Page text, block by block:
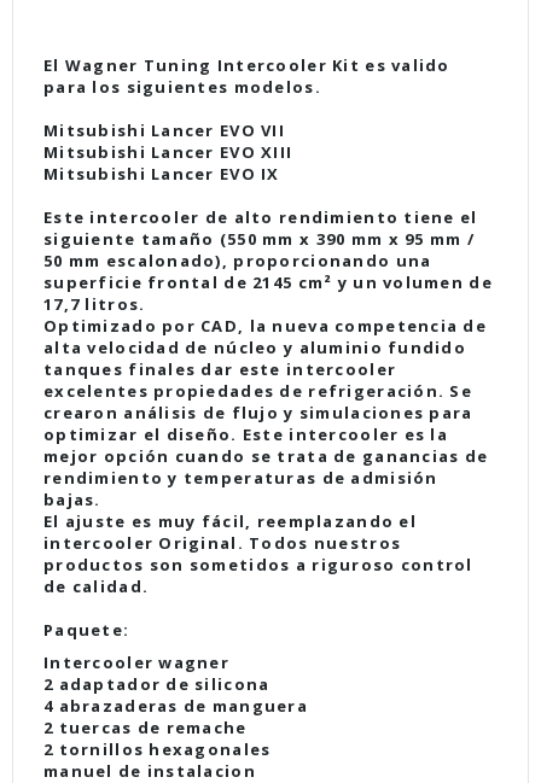
El Wagner Tuning Intercooler Kit es valido
para los siguientes modelos.
Mitsubishi Lancer EVO VII
Mitsubishi Lancer EVO XIII
Mitsubishi Lancer EVO IX
Este intercooler de alto rendimiento tiene el
siguiente tamaño (550 mm x 390 mm x 95 mm /
50 mm escalonado), proporcionando una
superficie frontal de 2145 cm² y un volumen de
17,7 litros.
Optimizado por CAD, la nueva competencia de
alta velocidad de núcleo y aluminio fundido
tanques finales dar este intercooler
excelentes propiedades de refrigeración. Se
crearon análisis de flujo y simulaciones para
optimizar el diseño. Este intercooler es la
mejor opción cuando se trata de ganancias de
rendimiento y temperaturas de admisión
bajas.
El ajuste es muy fácil, reemplazando el
intercooler Original. Todos nuestros
productos son sometidos a riguroso control
de calidad.
Paquete:
Intercooler wagner
2 adaptador de silicona
4 abrazaderas de manguera
2 tuercas de remache
2 tornillos hexagonales
manuel de instalacion